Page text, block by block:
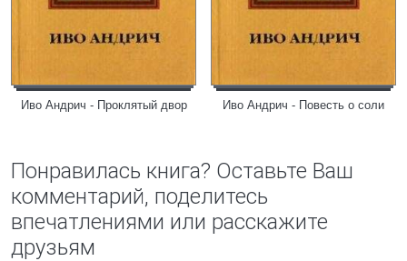
Иво Андрич - Проклятый двор Иво Андрич - Повесть о соли
Понравилась книга? Оставьте Ваш
комментарий, поделитесь
впечатлениями или расскажите
друзьям